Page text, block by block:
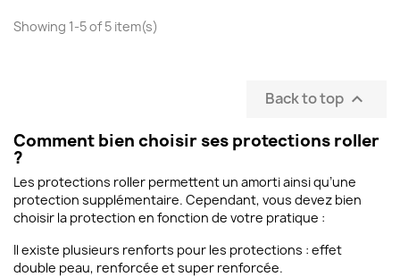
Showing 1-5 of 5 item(s)
Back to top 
Comment bien choisir ses protections roller
?
Les protections roller permettent un amorti ainsi qu’une
protection supplémentaire. Cependant, vous devez bien
choisir la protection en fonction de votre pratique :
Il existe plusieurs renforts pour les protections : effet
double peau, renforcée et super renforcée.